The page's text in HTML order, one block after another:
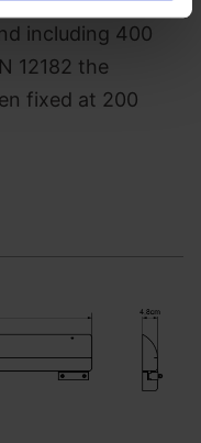
tjenester.
including 400
12182 the
fixed at 200